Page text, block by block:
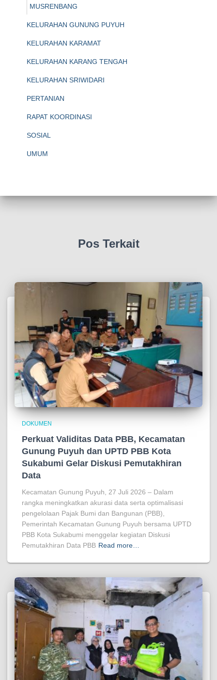
MUSRENBANG
KELURAHAN GUNUNG PUYUH
KELURAHAN KARAMAT
KELURAHAN KARANG TENGAH
KELURAHAN SRIWIDARI
PERTANIAN
RAPAT KOORDINASI
SOSIAL
UMUM
Pos Terkait
DOKUMEN
Perkuat Validitas Data PBB, Kecamatan
Gunung Puyuh dan UPTD PBB Kota
Sukabumi Gelar Diskusi Pemutakhiran
Data
Kecamatan Gunung Puyuh, 27 Juli 2026 – Dalam
rangka meningkatkan akurasi data serta optimalisasi
pengelolaan Pajak Bumi dan Bangunan (PBB),
Pemerintah Kecamatan Gunung Puyuh bersama UPTD
PBB Kota Sukabumi menggelar kegiatan Diskusi
Pemutakhiran Data PBB Read more…